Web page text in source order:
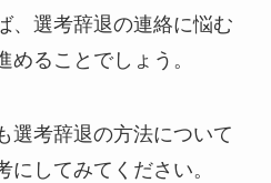
、選考辞退の連絡に悩む
めることでしょう。
選考辞退の方法について
してみてください。